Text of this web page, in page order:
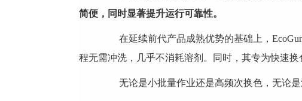
简便，同时显著提升运行可靠性。
在延续前代产品成熟优势的基础上，EcoGun
程无需冲洗，几乎不消耗溶剂。同时，其专为快速
无论是小批量作业还是高频次换色，无论是